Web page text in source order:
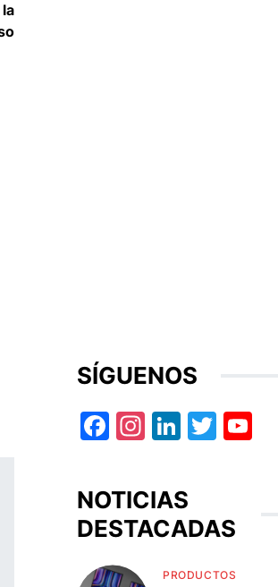
SÍGUENOS
Facebook
Instagram
LinkedIn
Twitter
NOTICIAS
DESTACADAS
PRODUCTOS